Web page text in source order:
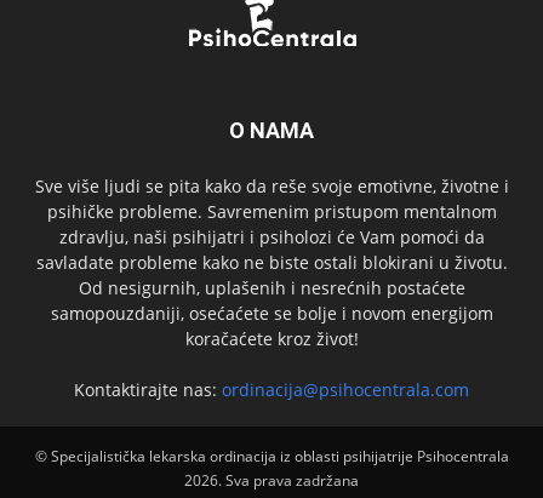
O NAMA
Sve više ljudi se pita kako da reše svoje emotivne, životne i
psihičke probleme. Savremenim pristupom mentalnom
zdravlju, naši psihijatri i psiholozi će Vam pomoći da
savladate probleme kako ne biste ostali blokirani u životu.
Od nesigurnih, uplašenih i nesrećnih postaćete
samopouzdaniji, osećaćete se bolje i novom energijom
koračaćete kroz život!
Kontaktirajte nas: ordinacija@psihocentrala.com
© Specijalistička lekarska ordinacija iz oblasti psihijatrije Psihocentrala
2026. Sva prava zadržana